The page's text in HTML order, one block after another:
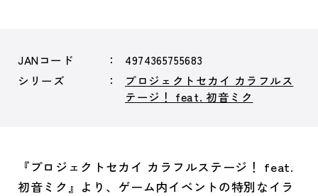
JANコード
4974365755683
シリーズ
プロジェクトセカイ カラフルス
テージ！ feat. 初音ミク
『プロジェクトセカイ カラフルステージ！ feat.
初音ミク』より、ゲーム内イベントの特別なイラ